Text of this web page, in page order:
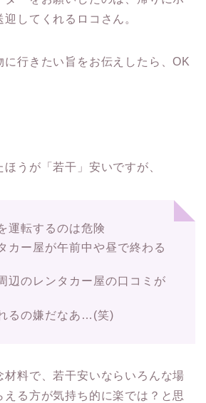
してくれるロコさん。
に行きたい旨をお伝えしたら、OK
うが「若干」安いですが、
運転するのは危険
カー屋が午前中や昼で終わる
辺のレンタカー屋の口コミが
るの嫌だなあ…(笑)
材料で、若干安いならいろんな場
える方が気持ち的に楽では？と思